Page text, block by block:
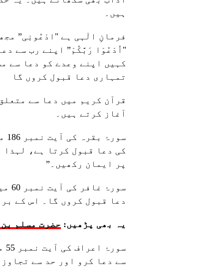
ہیں۔
فرمانِ الٰہی ہے "ادْعُونِی”
"اُدْعُوْا رَبَّکُمْ” اپنے رب سے
کہیں اپنے وعدے کو دعا سے
تمہاری دعا قبول کروں گا
قرآن کریم میں دعا سے
آغاز کرتے ہیں۔
کی دعا قبول کرتا ہے،
پر ایمان رکھیں۔”
دعا قبول کروں گا۔ اس کے
یہ بھی پڑھیں: حضرت مسلم
سے دعا کرو اور حد سے